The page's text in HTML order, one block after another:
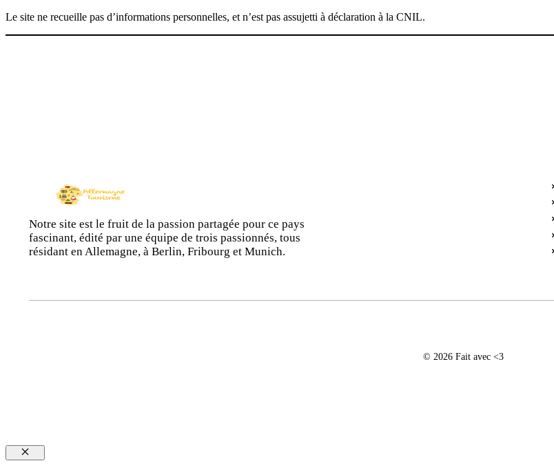
Le site ne recueille pas d’informations personnelles, et n’est pas assujetti à déclaration à la CNIL.
Notre site est le fruit de la passion partagée pour ce pays
fascinant, édité par une équipe de trois passionnés, tous
résidant en Allemagne, à Berlin, Fribourg et Munich.
© 2026 Fait avec <3
Fermer